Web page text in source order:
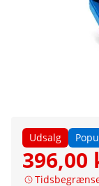
Udsalg
396,00